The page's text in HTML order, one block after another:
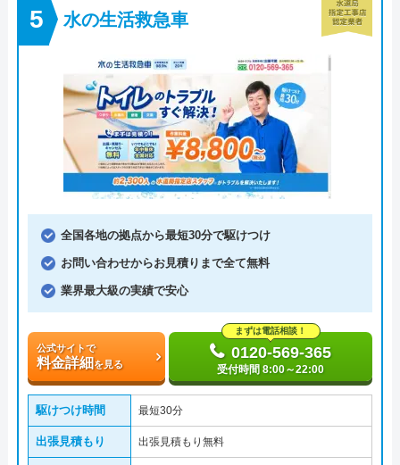
水の生活救急車
全国各地の拠点から最短30分で駆けつけ
お問い合わせからお見積りまで全て無料
業界最大級の実績で安心
公式サイトで
料金詳細を見る
まずは電話相談！
0120-569-365
受付時間 8:00～22:00
駆けつけ時間 最短30分
出張見積もり 出張見積もり無料